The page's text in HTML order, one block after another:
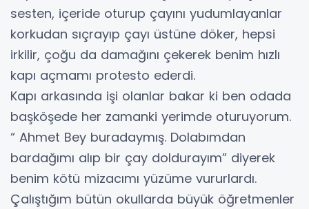
sesten, içeride oturup çayını yudumlayanlar
korkudan sıçrayıp çayı üstüne döker, hepsi
irkilir, çoğu da damağını çekerek benim hızlı
kapı açmamı protesto ederdi.
Kapı arkasında işi olanlar bakar ki ben odada
başköşede her zamanki yerimde oturuyorum.
“ Ahmet Bey buradaymış. Dolabımdan
bardağımı alıp bir çay doldurayım” diyerek
benim kötü mizacımı yüzüme vururlardı.
Çalıştığım bütün okullarda büyük öğretmenler